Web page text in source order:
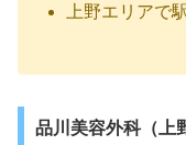
上野エリアで
品川美容外科（上